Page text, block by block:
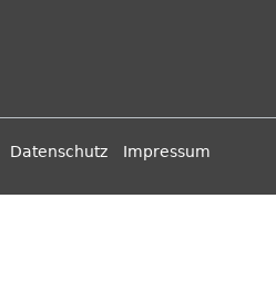
Datenschutz Impressum